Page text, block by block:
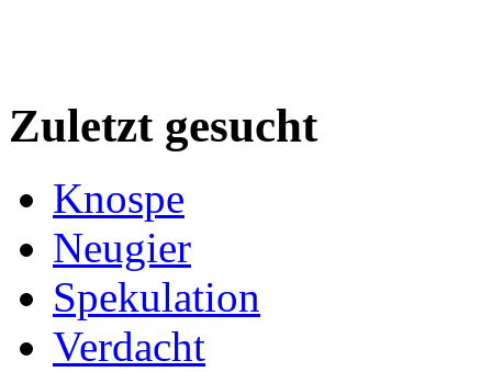
Zuletzt gesucht
Knospe
Neugier
Spekulation
Verdacht